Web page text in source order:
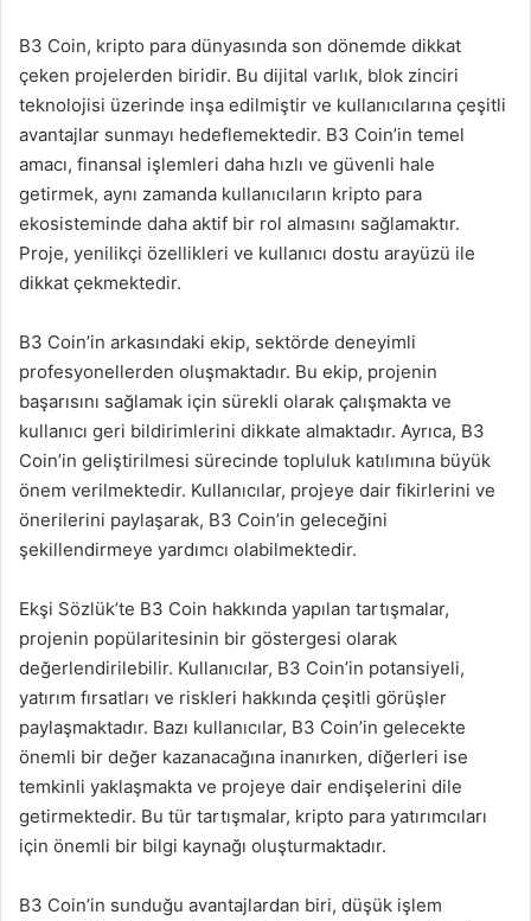
B3 Coin, kripto para dünyasında son dönemde dikkat
çeken projelerden biridir. Bu dijital varlık, blok zinciri
teknolojisi üzerinde inşa edilmiştir ve kullanıcılarına çeşitli
avantajlar sunmayı hedeflemektedir. B3 Coin’in temel
amacı, finansal işlemleri daha hızlı ve güvenli hale
getirmek, aynı zamanda kullanıcıların kripto para
ekosisteminde daha aktif bir rol almasını sağlamaktır.
Proje, yenilikçi özellikleri ve kullanıcı dostu arayüzü ile
dikkat çekmektedir.
B3 Coin’in arkasındaki ekip, sektörde deneyimli
profesyonellerden oluşmaktadır. Bu ekip, projenin
başarısını sağlamak için sürekli olarak çalışmakta ve
kullanıcı geri bildirimlerini dikkate almaktadır. Ayrıca, B3
Coin’in geliştirilmesi sürecinde topluluk katılımına büyük
önem verilmektedir. Kullanıcılar, projeye dair fikirlerini ve
önerilerini paylaşarak, B3 Coin’in geleceğini
şekillendirmeye yardımcı olabilmektedir.
Ekşi Sözlük’te B3 Coin hakkında yapılan tartışmalar,
projenin popülaritesinin bir göstergesi olarak
değerlendirilebilir. Kullanıcılar, B3 Coin’in potansiyeli,
yatırım fırsatları ve riskleri hakkında çeşitli görüşler
paylaşmaktadır. Bazı kullanıcılar, B3 Coin’in gelecekte
önemli bir değer kazanacağına inanırken, diğerleri ise
temkinli yaklaşmakta ve projeye dair endişelerini dile
getirmektedir. Bu tür tartışmalar, kripto para yatırımcıları
için önemli bir bilgi kaynağı oluşturmaktadır.
B3 Coin’in sunduğu avantajlardan biri, düşük işlem